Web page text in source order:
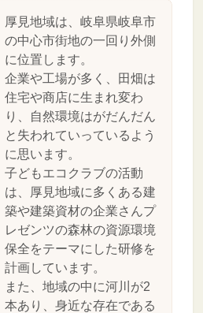
厚見地域は、岐阜県岐阜市
の中心市街地の一回り外側
に位置します。
企業や工場が多く、田畑は
住宅や商店に生まれ変わ
り、自然環境はがだんだん
と失われていっているよう
に思います。
子どもエコクラブの活動
は、厚見地域に多くある建
築や建築資材の企業さんプ
レゼンツの森林の資源環境
保全をテーマにした研修を
計画しています。
また、地域の中に河川が2
本あり、身近な存在である